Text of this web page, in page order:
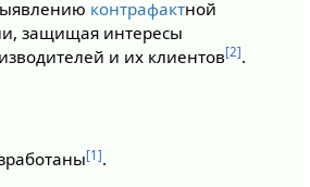
контрафактной
защищая интересы
и их клиентов[2].
[1].